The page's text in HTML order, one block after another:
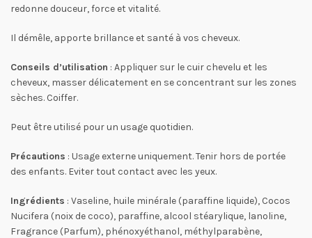
redonne douceur, force et vitalité.
Il démêle, apporte brillance et santé à vos cheveux.
Conseils d’utilisation : Appliquer sur le cuir chevelu et les
cheveux, masser délicatement en se concentrant sur les zones
sèches. Coiffer.
Peut être utilisé pour un usage quotidien.
Précautions : Usage externe uniquement. Tenir hors de portée
des enfants. Eviter tout contact avec les yeux.
Ingrédients : Vaseline, huile minérale (paraffine liquide), Cocos
Nucifera (noix de coco), paraffine, alcool stéarylique, lanoline,
Fragrance (Parfum), phénoxyéthanol, méthylparabène,